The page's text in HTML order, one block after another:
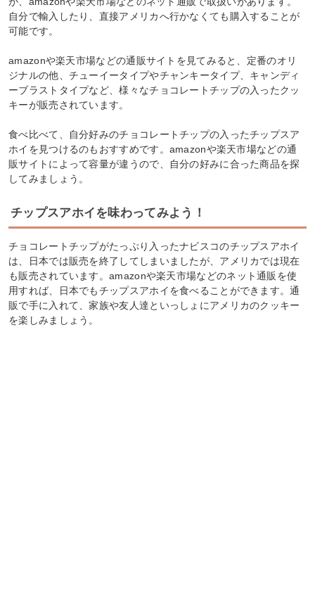
自分で輸入したり、直接アメリカへ行かなくても購入することが
可能です。
amazonや楽天市場などの通販サイトを見てみると、定番のオリ
ジナルの他、チューイータイプやチャンキータイプ、キャンディ
ーブラストタイプなど、様々なチョコレートチップの入ったクッ
キーが販売されています。
食べ比べて、自分好みのチョコレートチップの入ったチップスア
ホイを見つけるのもおすすめです。amazonや楽天市場などの通
販サイトによって容量が違うので、自分の好みに合った商品を探
してみましょう。
チップスアホイを味わってみよう！
チョコレートチップがたっぷり入ったナビスコのチップスアホイ
は、日本では販売を終了してしまいましたが、アメリカでは現在
も販売されています。amazonや楽天市場などのネット通販を使
用すれば、日本でもチップスアホイを食べることができます。通
販で手に入れて、家族や友人達といっしょにアメリカのクッキー
を楽しみましょう。